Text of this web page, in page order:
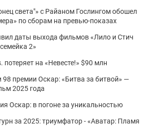
света"» с Райаном Гослингом обошел
по сборам на превью-показах
даты выхода фильмов «Лило и Стич
2»
потеряет на «Невесте!» $90 млн
98 премии Оскар: «Битва за битвой» —
2025 года
Оскар: в погоне за уникальностью
за 2025: триумфатор - «Аватар: Пламя